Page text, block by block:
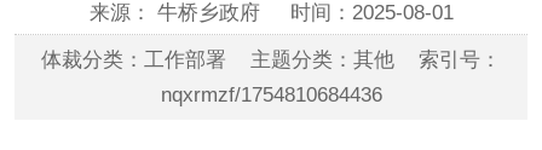
来源： 牛桥乡政府 时间：2025-08-01
体裁分类：工作部署 主题分类：其他 索引号：
nqxrmzf/1754810684436